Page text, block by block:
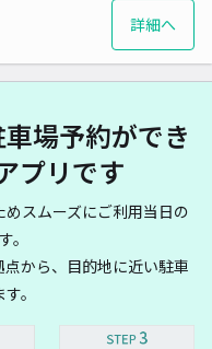
詳細へ
場予約ができ
プリです
スムーズにご利用当日の
。
から、目的地に近い駐車
。